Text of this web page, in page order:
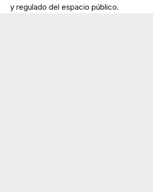
y regulado del espacio público.